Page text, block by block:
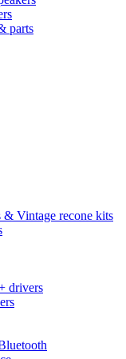
parts
& Vintage recone kits
drivers